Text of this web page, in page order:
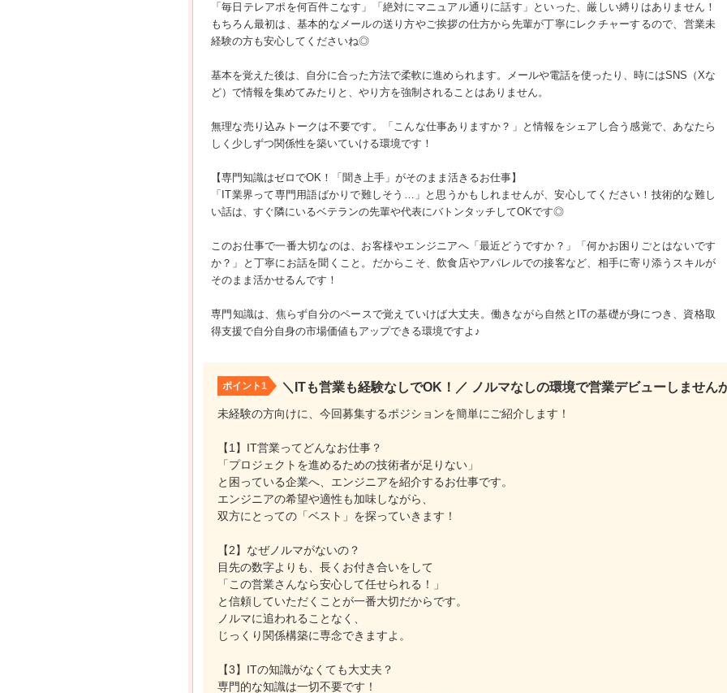
「毎日テレアポを何百件こなす」「絶対にマニュアル通りに話す」といった、厳しい縛りはありません！
もちろん最初は、基本的なメールの送り方やご挨拶の仕方から先輩が丁寧にレクチャーするので、営業未
経験の方も安心してくださいね◎
基本を覚えた後は、自分に合った方法で柔軟に進められます。メールや電話を使ったり、時にはSNS（Xな
ど）で情報を集めてみたりと、やり方を強制されることはありません。
無理な売り込みトークは不要です。「こんな仕事ありますか？」と情報をシェアし合う感覚で、あなたら
しく少しずつ関係性を築いていける環境です！
【専門知識はゼロでOK！「聞き上手」がそのまま活きるお仕事】
「IT業界って専門用語ばかりで難しそう…」と思うかもしれませんが、安心してください！技術的な難し
い話は、すぐ隣にいるベテランの先輩や代表にバトンタッチしてOKです◎
このお仕事で一番大切なのは、お客様やエンジニアへ「最近どうですか？」「何かお困りごとはないです
か？」と丁寧にお話を聞くこと。だからこそ、飲食店やアパレルでの接客など、相手に寄り添うスキルが
そのまま活かせるんです！
専門知識は、焦らず自分のペースで覚えていけば大丈夫。働きながら自然とITの基礎が身につき、資格取
得支援で自分自身の市場価値もアップできる環境ですよ♪
ポイント1 ＼ITも営業も経験なしでOK！／ ノルマなしの環境で営業デビューしません
未経験の方向けに、今回募集するポジションを簡単にご紹介します！
【1】IT営業ってどんなお仕事？
「プロジェクトを進めるための技術者が足りない」
と困っている企業へ、エンジニアを紹介するお仕事です。
エンジニアの希望や適性も加味しながら、
双方にとっての「ベスト」を探っていきます！
【2】なぜノルマがないの？
目先の数字よりも、長くお付き合いをして
「この営業さんなら安心して任せられる！」
と信頼していただくことが一番大切だからです。
ノルマに追われることなく、
じっくり関係構築に専念できますよ。
【3】ITの知識がなくても大丈夫？
専門的な知識は一切不要です！